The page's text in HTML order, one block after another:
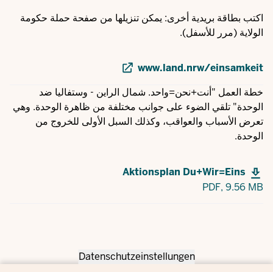
Datenschutzeinstellungen
اكتب بطاقة بريدية أخرى: يمكن تنزيلها من صفحة حملة حكومة
الولاية (مرر للأسفل).
www.land.nrw/einsamkeit
خطة العمل "أنت+نحن=واحد. شمال الراين - وستفاليا ضد
الوحدة" تلقي الضوء على جوانب مختلفة من ظاهرة الوحدة. وهي
تعرض الأسباب والعواقب، وكذلك السبل الأولى للخروج من
الوحدة.
Aktionsplan Du+Wir=Eins
PDF, 9.56 MB